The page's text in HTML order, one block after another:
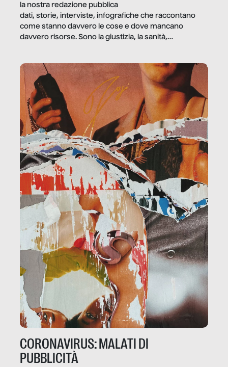
la nostra redazione pubblica
dati, storie, interviste, infografiche che raccontano
come stanno davvero le cose e dove mancano
davvero risorse. Sono la giustizia, la sanità,
CORONAVIRUS: MALATI DI
PUBBLICITÀ